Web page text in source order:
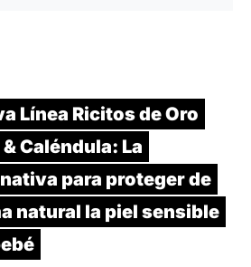
Línea Ricitos de Oro
Caléndula: La
para proteger de
natural la piel sensible